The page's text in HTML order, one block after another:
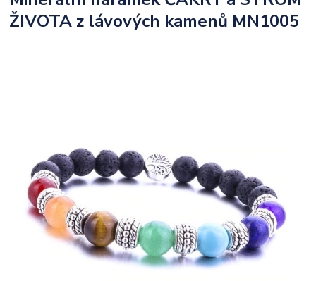
ŽIVOTA z lávových kamenů MN1005